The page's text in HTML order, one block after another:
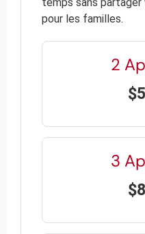
pour les familles.
2
3